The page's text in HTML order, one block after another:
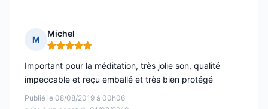
M
Michel
Note : 5 sur 5
Publié le 08/08/2019 à 00h06
Important pour la méditation, très jolie son, qualité
impeccable et reçu emballé et très bien protégé